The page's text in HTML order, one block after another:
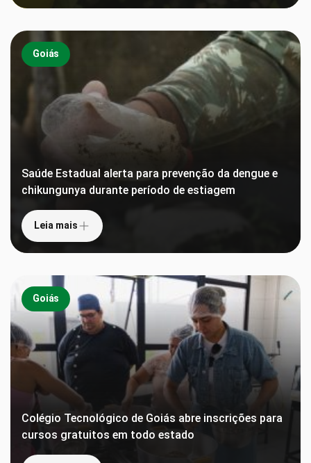
Goiás
Saúde Estadual alerta para prevenção da dengue e
chikungunya durante período de estiagem
Leia mais
Goiás
Colégio Tecnológico de Goiás abre inscrições para
cursos gratuitos em todo estado